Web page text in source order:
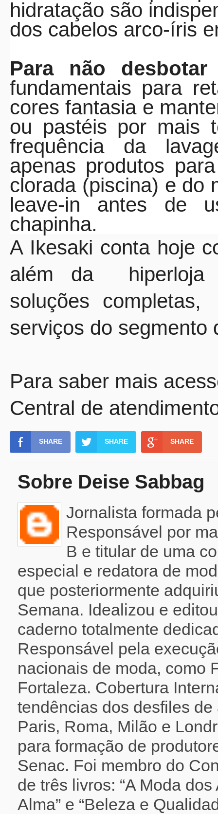
hidratação são
dos cabelos arco-íris
Para não desbotar
fundamentais para
cores fantasia e
ou pastéis por mais
frequência da
apenas produtos
clorada (piscina) e do
leave-in antes de
chapinha.
A Ikesaki conta hoje
além da hiperloja
soluções
serviços do segmento
Para saber mais
Central de
SHARE SHARE SHARE
Sobre Deise Sabbag
Jornalista formada
Responsável por
B e titular de uma
especial e redatora de
que posteriormente
Semana. Idealizou e
caderno totalmente
Responsável pela
nacionais de moda, como
Fortaleza. Cobertura
tendências dos desfiles
Paris, Roma, Milão e
para formação de
Senac. Foi membro do
de três livros: “A Moda
Alma” e “Beleza e